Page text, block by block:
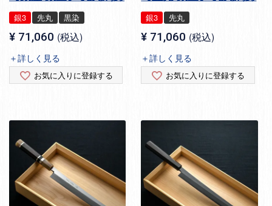
銀3 先丸 黒染
¥ 71,060 税込
＋詳しく見る
お気に入りに登録する
銀3 先丸
¥ 71,060 税込
＋詳しく見る
お気に入りに登録する